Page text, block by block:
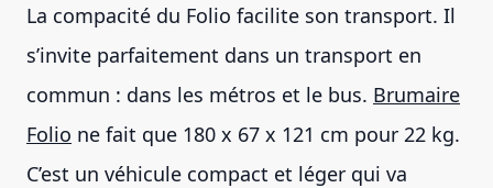
La compacité du Folio facilite son transport. Il
s’invite parfaitement dans un transport en
commun : dans les métros et le bus. Brumaire
Folio ne fait que 180 x 67 x 121 cm pour 22 kg.
C’est un véhicule compact et léger qui va